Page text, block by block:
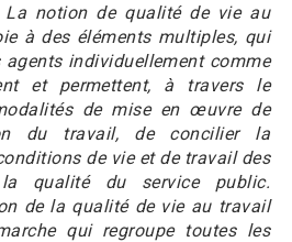
La notion de qualité de vie au
à des éléments multiples, qui
agents individuellement comme
et permettent, à travers le
de mise en œuvre de
du travail, de concilier la
de vie et de travail des
qualité du service public.
de la qualité de vie au travail
qui regroupe toutes les